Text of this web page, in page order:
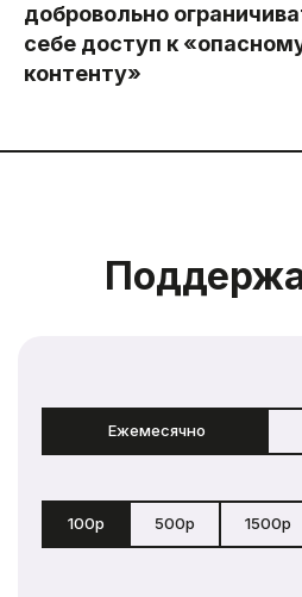
добровольно
себе доступ к
контенту»
Ежемесячно
100р 500р 1500р